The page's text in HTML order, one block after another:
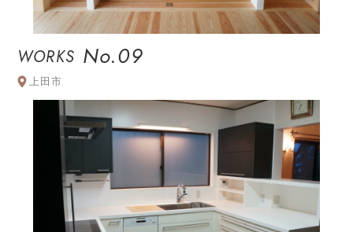
WORKS No.09
上田市